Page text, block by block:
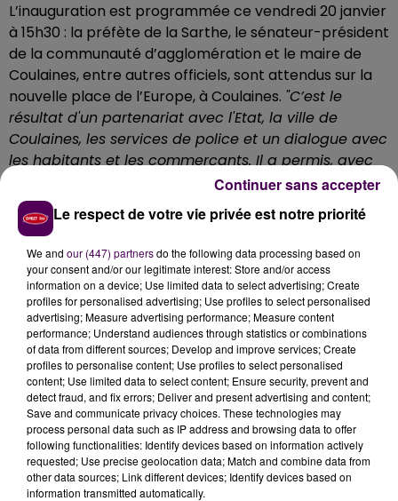
L’inauguration est programmée ce vendredi 20 janvier
à 15h30 : la préfète de la Sarthe, le sénateur-président
de la communauté d’agglomération et le maire de
Coulaines, entre autres officiels, sont attendus sur la
nouvelle place de l’Europe, à Coulaines. "C’est le
résultat d'un partenariat avec l'Etat, la ville de
Coulaines, les services de police et un dialogue avec
les habitants et les commerçants. Il a permis, avec
la mise en place d'un système vidéo et un travail sur
la résidentialisation, la reconquête des espaces
extérieurs du quartier et une tranquillité retrouvée
pour ses habitants" explique-t-on chez Mancelle
d’Habitation, le bailleur social qui gère les lieux,
financeur à hauteur de 270 000 euros sur un coût total
de chantier qui s’élève à 1 million 337 000 euros.
Le respect de votre vie privée est notre priorité
We and our (447) partnersdo the following data processing based on
your consent and/or our legitimate interest: Store and/or access
information on a device; Use limited data to select advertising; Create
profiles for personalised advertising; Use profiles to select personalised
advertising; Measure advertising performance; Measure content
performance; Understand audiences through statistics or combinations
of data from different sources; Develop and improve services; Create
profiles to personalise content; Use profiles to select personalised
content; Use limited data to select content; Ensure security, prevent and
detect fraud, and fix errors; Deliver and present advertising and content;
Save and communicate privacy choices. These technologies may
process personal data such as IP address and browsing data to offer
following functionalities: Identify devices based on information actively
requested; Use precise geolocation data; Match and combine data from
other data sources; Link different devices; Identify devices based on
information transmitted automatically.
Continuer sans accepter